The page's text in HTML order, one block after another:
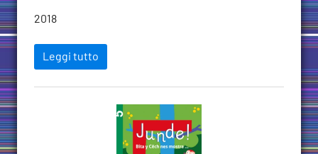
2018
Leggi tutto